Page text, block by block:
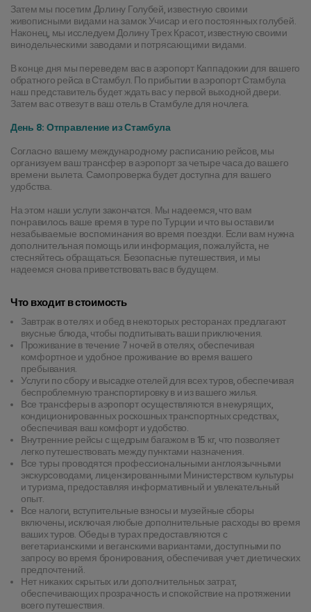
Затем мы посетим Долину Голубей, известную своими
живописными видами на замок Учисар и его постоянных голубей.
Наконец, мы исследуем Долину Трех Красот, известную своими
винодельческими заводами и потрясающими видами.
В конце дня мы переведем вас в аэропорт Каппадокии для вашего
обратного рейса в Стамбул. По прибытии в аэропорт Стамбула
наш представитель будет ждать вас у первой выходной двери.
Затем вас отвезут в ваш отель в Стамбуле для ночлега.
День 8: Отправление из Стамбула
Согласно вашему международному расписанию рейсов, мы
организуем ваш трансфер в аэропорт за четыре часа до вашего
времени вылета. Самопроверка будет доступна для вашего
удобства.
На этом наши услуги закончатся. Мы надеемся, что вам
понравилось ваше время в туре по Турции и что вы оставили
незабываемые воспоминания во время поездки. Если вам нужна
дополнительная помощь или информация, пожалуйста, не
стесняйтесь обращаться. Безопасные путешествия, и мы
надеемся снова приветствовать вас в будущем.
Что входит в стоимость
Завтрак в отелях и обед в некоторых ресторанах предлагают
вкусные блюда, чтобы подпитывать ваши приключения.
Проживание в течение 7 ночей в отелях, обеспечивая
комфортное и удобное проживание во время вашего
пребывания.
Услуги по сбору и высадке отелей для всех туров, обеспечивая
беспроблемную транспортировку в и из вашего жилья.
Все трансферы в аэропорт осуществляются в некурящих,
кондиционированных роскошных транспортных средствах,
обеспечивая ваш комфорт и удобство.
Внутренние рейсы с щедрым багажом в 15 кг, что позволяет
легко путешествовать между пунктами назначения.
Все туры проводятся профессиональными англоязычными
экскурсоводами, лицензированными Министерством культуры
и туризма, предоставляя информативный и увлекательный
опыт.
Все налоги, вступительные взносы и музейные сборы
включены, исключая любые дополнительные расходы во время
ваших туров. Обеды в турах предоставляются с
вегетарианскими и веганскими вариантами, доступными по
запросу во время бронирования, обеспечивая учет диетических
предпочтений.
Нет никаких скрытых или дополнительных затрат,
обеспечивающих прозрачность и спокойствие на протяжении
всего путешествия.